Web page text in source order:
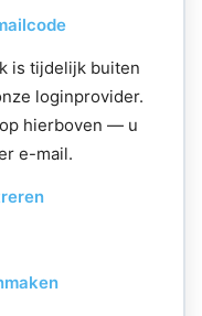
is tijdelijk buiten
loginprovider.
hierboven — u
e-mail.